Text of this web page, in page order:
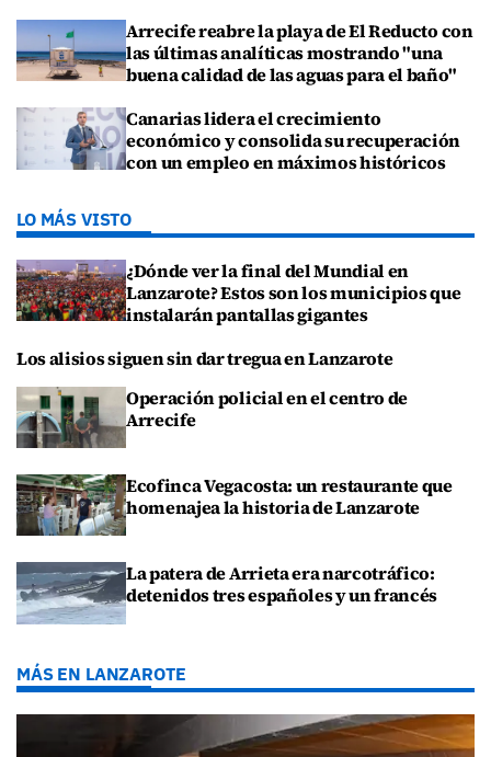
Arrecife reabre la playa de El Reducto con
las últimas analíticas mostrando "una
buena calidad de las aguas para el baño"
Canarias lidera el crecimiento
económico y consolida su recuperación
con un empleo en máximos históricos
LO MÁS VISTO
¿Dónde ver la final del Mundial en
Lanzarote? Estos son los municipios que
instalarán pantallas gigantes
Los alisios siguen sin dar tregua en Lanzarote
Operación policial en el centro de
Arrecife
Ecofinca Vegacosta: un restaurante que
homenajea la historia de Lanzarote
La patera de Arrieta era narcotráfico:
detenidos tres españoles y un francés
MÁS EN LANZAROTE